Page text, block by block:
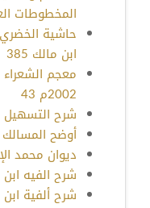
المخطوطات
حاشية
ابن مالك 385
معجم
2002م 43
شرح التسهيل -
أوضح المسالك
ديوان محمد
شرح الفيه ابن
شرح ألفية ابن